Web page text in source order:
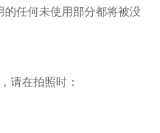
任何未使用部分都将被没
请在拍照时：